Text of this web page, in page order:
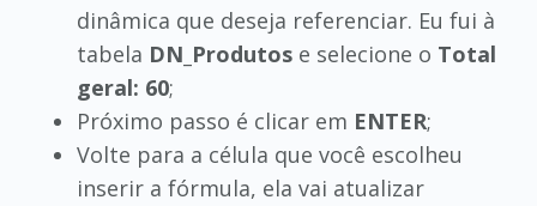
dinâmica que deseja referenciar. Eu fui à
tabela DN_Produtose selecione o Total
geral: 60;
Próximo passo é clicar em ENTER;
Volte para a célula que você escolheu
inserir a fórmula, ela vai atualizar